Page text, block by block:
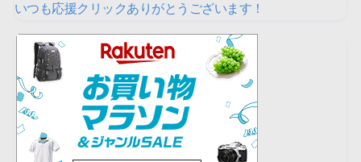
いつも応援クリックありがとうございます！